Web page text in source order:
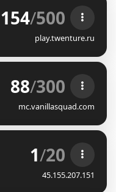
154/500
play.twenture.ru
88/300
mc.vanillasquad.com
1/20
45.155.207.151